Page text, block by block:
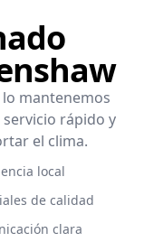
mantenemos
rápido y
el clima.
local
de calidad
clara